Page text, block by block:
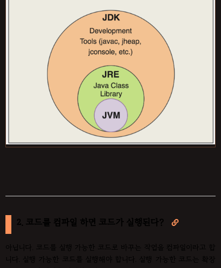
2. 코드를 컴파일 하면 코드가 실행된다? 
아닙니다. 코드를 실행 가능한 코드로 바꾸는 작업을 컴파일이라고 합
니다. 실행 가능한 코드를 실행해야 합니다. 실행 가능한 코드는 확장